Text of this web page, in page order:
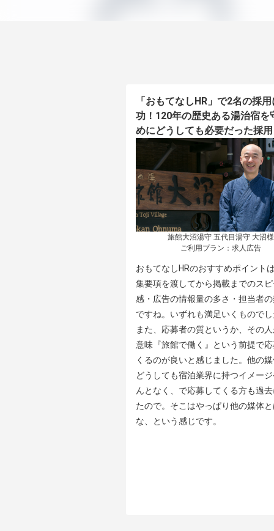
「おもてなしHR」で2名の採
功！120年の歴史ある湯治宿を
めにどうしても必要だった採用
旅館大沼湯守 五代目湯守 大沼様
ご利用プラン：求人広告
おもてなしHRのおすすめポイント
集要項を渡してから掲載までのス
感・広告の情報量の多さ・担当者
ですね。いずれも満足いくもので
また、応募者の質というか、その
意味『旅館で働く』という前提で
くるのが良いと感じました。他の
どうしても宿泊業界に持つイメー
んとなく、で応募してくる方も過
たので。そこはやっぱり他の媒体
な、という感じです。